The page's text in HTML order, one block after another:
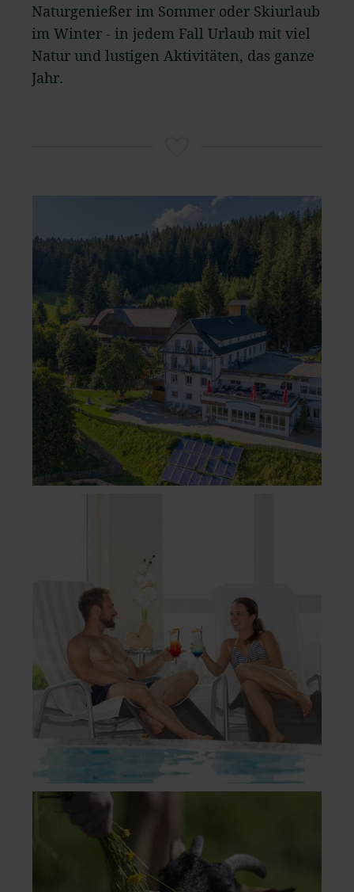
Naturgenießer im Sommer oder Skiurlaub
im Winter - in jedem Fall Urlaub mit viel
Natur und lustigen Aktivitäten, das ganze
Jahr.